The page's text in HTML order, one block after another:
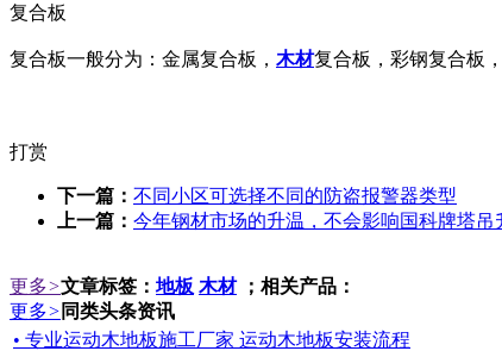
复合板
复合板一般分为：金属复合板， 木材复合板，彩钢复合板
打赏
下一篇： 不同小区可选择不同的防盗报警器类型
上一篇： 今年钢材市场的升温，不会影响国科牌塔吊
更多>文章标签： 地板 木材；相关产品：
更多> 同类头条资讯
• 专业运动木地板施工厂家 运动木地板安装流程